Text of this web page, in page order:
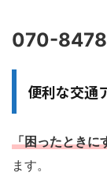
070-
便利な交通
「困ったときに
ます。